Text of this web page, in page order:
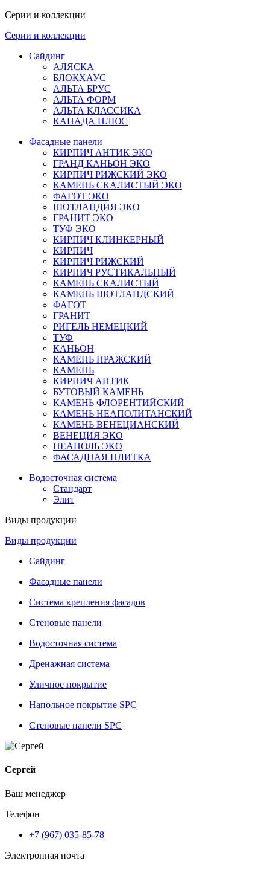
Серии и коллекции
Серии и коллекции
Сайдинг
АЛЯСКА
БЛОКХАУС
АЛЬТА БРУС
АЛЬТА ФОРМ
АЛЬТА КЛАССИКА
КАНАДА ПЛЮС
Фасадные панели
КИРПИЧ АНТИК ЭКО
ГРАНД КАНЬОН ЭКО
КИРПИЧ РИЖСКИЙ ЭКО
КАМЕНЬ СКАЛИСТЫЙ ЭКО
ФАГОТ ЭКО
ШОТЛАНДИЯ ЭКО
ГРАНИТ ЭКО
ТУФ ЭКО
КИРПИЧ КЛИНКЕРНЫЙ
КИРПИЧ
КИРПИЧ РИЖСКИЙ
КИРПИЧ РУСТИКАЛЬНЫЙ
КАМЕНЬ СКАЛИСТЫЙ
КАМЕНЬ ШОТЛАНДСКИЙ
ФАГОТ
ГРАНИТ
РИГЕЛЬ НЕМЕЦКИЙ
ТУФ
КАНЬОН
КАМЕНЬ ПРАЖСКИЙ
КАМЕНЬ
КИРПИЧ АНТИК
БУТОВЫЙ КАМЕНЬ
КАМЕНЬ ФЛОРЕНТИЙСКИЙ
КАМЕНЬ НЕАПОЛИТАНСКИЙ
КАМЕНЬ ВЕНЕЦИАНСКИЙ
ВЕНЕЦИЯ ЭКО
НЕАПОЛЬ ЭКО
ФАСАДНАЯ ПЛИТКА
Водосточная система
Стандарт
Элит
Виды продукции
Виды продукции
Сайдинг
Фасадные панели
Система крепления фасадов
Стеновые панели
Водосточная система
Дренажная система
Уличное покрытие
Напольное покрытие SPC
Стеновые панели SPC
Сергей
Ваш менеджер
Телефон
+7 (967) 035-85-78
Электронная почта